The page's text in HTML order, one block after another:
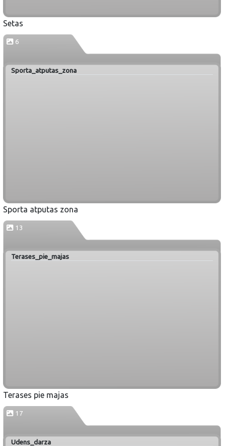
Setas
6
Sporta_atputas_zona
Sporta atputas zona
13
Terases_pie_majas
Terases pie majas
17
Udens_darza